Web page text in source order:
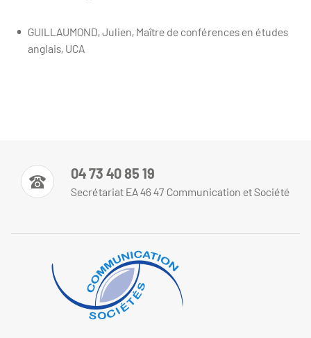
GUILLAUMOND, Julien, Maître de conférences en études
anglais, UCA
04 73 40 85 19
Secrétariat EA 46 47 Communication et Société